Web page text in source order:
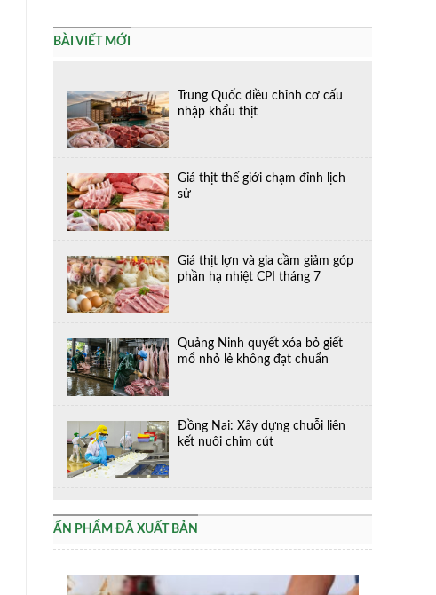
BÀI VIẾT MỚI
Trung Quốc điều chỉnh cơ cấu
nhập khẩu thịt
Giá thịt thế giới chạm đỉnh lịch
sử
Giá thịt lợn và gia cầm giảm góp
phần hạ nhiệt CPI tháng 7
Quảng Ninh quyết xóa bỏ giết
mổ nhỏ lẻ không đạt chuẩn
Đồng Nai: Xây dựng chuỗi liên
kết nuôi chim cút
ẤN PHẨM ĐÃ XUẤT BẢN